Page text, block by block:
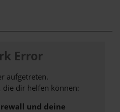
Error
aufgetreten.
die dir helfen können:
und deine